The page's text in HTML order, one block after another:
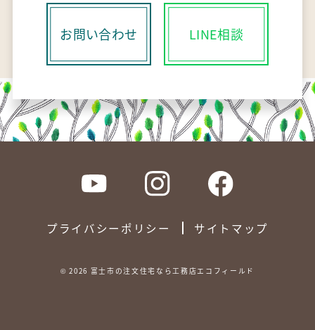
お問い合わせ LINE相談
プライバシーポリシー サイトマップ
©2026 富士市の注文住宅なら工務店エコフィールド